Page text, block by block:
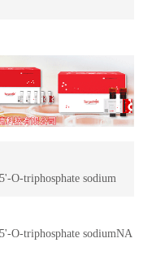
O-triphosphate sodium
O-triphosphate sodiumNA